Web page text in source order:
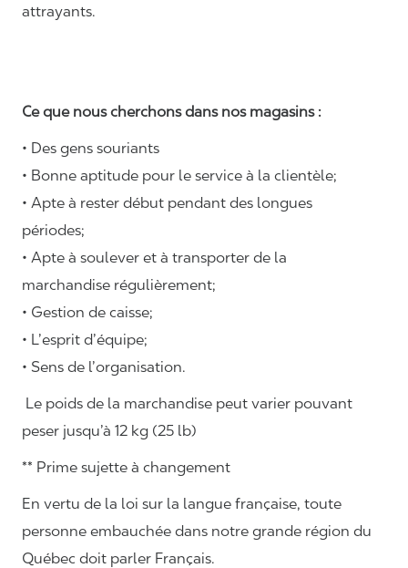
attrayants.
Ce que nous cherchons dans nos magasins :
• Des gens souriants
• Bonne aptitude pour le service à la clientèle;
• Apte à rester début pendant des longues
périodes;
• Apte à soulever et à transporter de la
marchandise régulièrement;
• Gestion de caisse;
• L’esprit d’équipe;
• Sens de l’organisation.
Le poids de la marchandise peut varier pouvant
peser jusqu’à 12 kg (25 lb)
** Prime sujette à changement
En vertu de la loi sur la langue française, toute
personne embauchée dans notre grande région du
Québec doit parler Français.